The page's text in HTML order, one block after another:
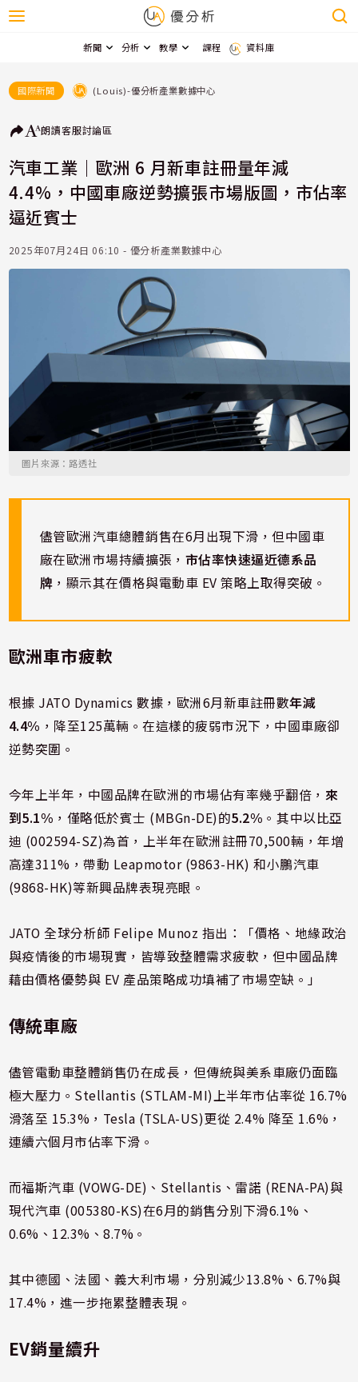
新聞 分析 教學 課程 資料庫
國際新聞 (Louis)-優分析產業數據中心
朗讀客服討論區
汽車工業｜歐洲 6 月新車註冊量年減
4.4%，中國車廠逆勢擴張市場版圖，市佔率
逼近賓士
2025年07月24日 06:10 - 優分析產業數據中心
圖片來源：路透社
儘管歐洲汽車總體銷售在6月出現下滑，但中國車
廠在歐洲市場持續擴張， 市佔率快速逼近德系品
牌 ，顯示其在價格與電動車 EV 策略上取得突破。
歐洲車市疲軟
根據 JATO Dynamics 數據，歐洲6月新車註冊數年減
4.4% ，降至125萬輛。在這樣的疲弱市況下，中國車廠卻
逆勢突圍。
今年上半年，中國品牌在歐洲的市場佔有率幾乎翻倍， 來
到5.1% ，僅略低於賓士 (MBGn-DE)的5.2% 。其中以比亞
迪 (002594-SZ)為首，上半年在歐洲註冊70,500輛，年增
高達311%，帶動 Leapmotor (9863-HK) 和小鵬汽車
(9868-HK)等新興品牌表現亮眼。
JATO 全球分析師 Felipe Munoz 指出：「價格、地緣政治
與疫情後的市場現實，皆導致整體需求疲軟，但中國品牌
藉由價格優勢與 EV 產品策略成功填補了市場空缺。」
傳統車廠
儘管電動車整體銷售仍在成長，但傳統與美系車廠仍面臨
極大壓力。Stellantis (STLAM-MI)上半年市佔率從 16.7%
滑落至 15.3%，Tesla (TSLA-US)更從 2.4% 降至 1.6%，
連續六個月市佔率下滑。
而福斯汽車 (VOWG-DE)、Stellantis、雷諾 (RENA-PA)與
現代汽車 (005380-KS)在6月的銷售分別下滑6.1%、
0.6%、12.3%、8.7%。
其中德國、法國、義大利市場，分別減少13.8%、6.7%與
17.4%，進一步拖累整體表現。
EV銷量續升